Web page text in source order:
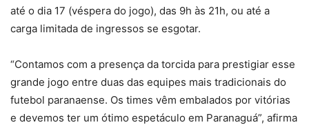
até o dia 17 (véspera do jogo), das 9h às 21h, ou até a
carga limitada de ingressos se esgotar.
“Contamos com a presença da torcida para prestigiar esse
grande jogo entre duas das equipes mais tradicionais do
futebol paranaense. Os times vêm embalados por vitórias
e devemos ter um ótimo espetáculo em Paranaguá”, afirma